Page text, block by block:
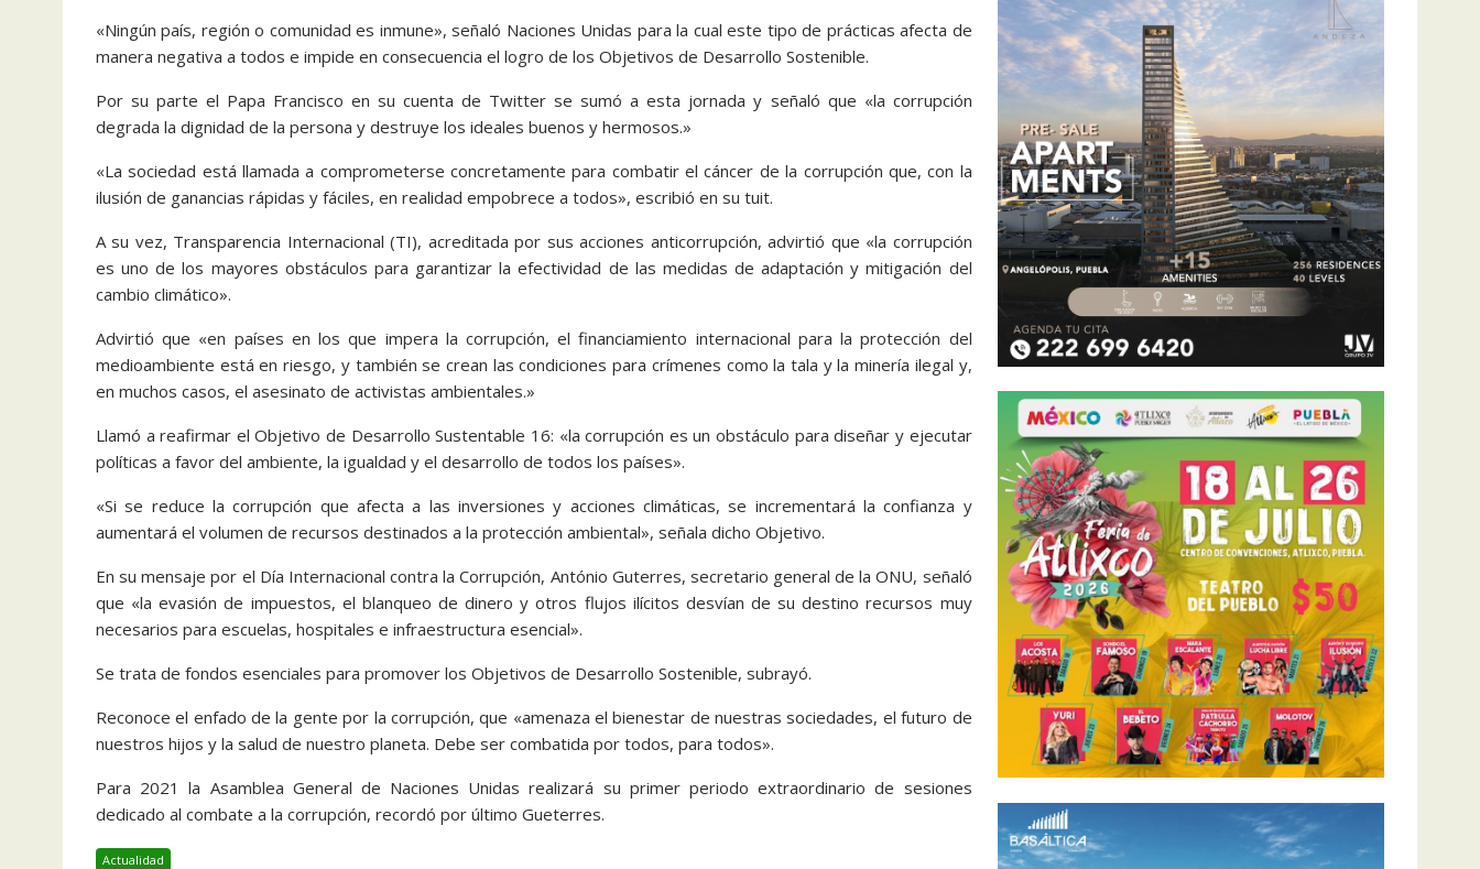
«Ningún país, región o comunidad es inmune», señaló Naciones Unidas para la cual este tipo de prácticas afecta de
manera negativa a todos e impide en consecuencia el logro de los Objetivos de Desarrollo Sostenible.
Por su parte el Papa Francisco en su cuenta de Twitter se sumó a esta jornada y señaló que «la corrupción
degrada la dignidad de la persona y destruye los ideales buenos y hermosos.»
«La sociedad está llamada a comprometerse concretamente para combatir el cáncer de la corrupción que, con la
ilusión de ganancias rápidas y fáciles, en realidad empobrece a todos», escribió en su tuit.
A su vez, Transparencia Internacional (TI), acreditada por sus acciones anticorrupción, advirtió que «la corrupción
es uno de los mayores obstáculos para garantizar la efectividad de las medidas de adaptación y mitigación del
cambio climático».
Advirtió que «en países en los que impera la corrupción, el financiamiento internacional para la protección del
medioambiente está en riesgo, y también se crean las condiciones para crímenes como la tala y la minería ilegal y,
en muchos casos, el asesinato de activistas ambientales.»
Llamó a reafirmar el Objetivo de Desarrollo Sustentable 16: «la corrupción es un obstáculo para diseñar y ejecutar
políticas a favor del ambiente, la igualdad y el desarrollo de todos los países».
«Si se reduce la corrupción que afecta a las inversiones y acciones climáticas, se incrementará la confianza y
aumentará el volumen de recursos destinados a la protección ambiental», señala dicho Objetivo.
En su mensaje por el Día Internacional contra la Corrupción, António Guterres, secretario general de la ONU, señaló
que «la evasión de impuestos, el blanqueo de dinero y otros flujos ilícitos desvían de su destino recursos muy
necesarios para escuelas, hospitales e infraestructura esencial».
Se trata de fondos esenciales para promover los Objetivos de Desarrollo Sostenible, subrayó.
Reconoce el enfado de la gente por la corrupción, que «amenaza el bienestar de nuestras sociedades, el futuro de
nuestros hijos y la salud de nuestro planeta. Debe ser combatida por todos, para todos».
Para 2021 la Asamblea General de Naciones Unidas realizará su primer periodo extraordinario de sesiones
dedicado al combate a la corrupción, recordó por último Gueterres.
Actualidad